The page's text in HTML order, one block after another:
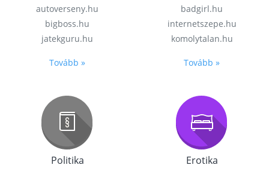
autoverseny.hu
bigboss.hu
jatekguru.hu
Tovább »
badgirl.hu
internetszepe.hu
komolytalan.hu
Tovább »
Politika Erotika